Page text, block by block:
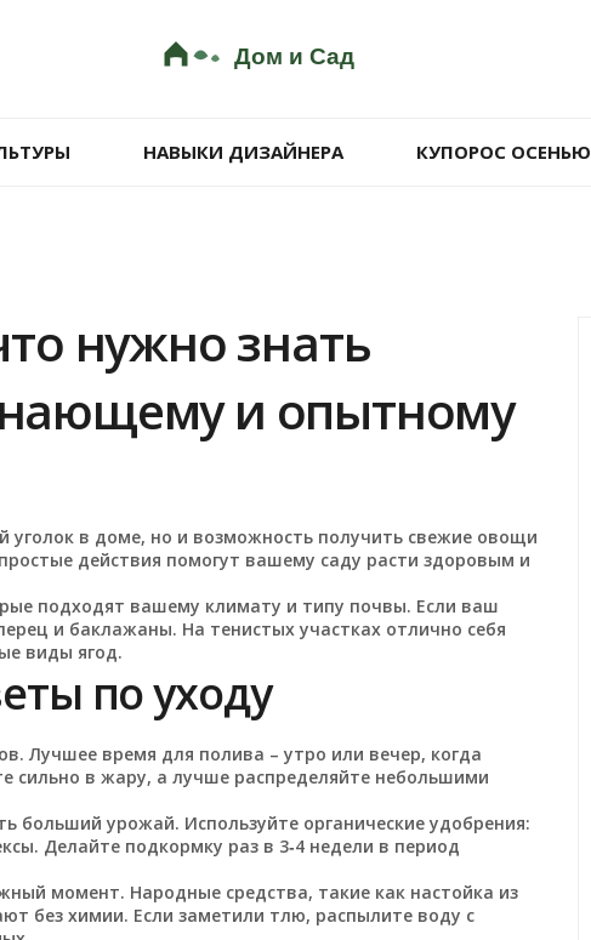
НАВЫКИ ДИЗАЙНЕРА КУПОРОС ОСЕНЬЮ
нужно знать
и опытному
уголок в доме, но и возможность получить свежие овощи
действия помогут вашему саду расти здоровым и
подходят вашему климату и типу почвы. Если ваш
и баклажаны. На тенистых участках отлично себя
виды ягод.
по уходу
Лучшее время для полива – утро или вечер, когда
сильно в жару, а лучше распределяйте небольшими
больший урожай. Используйте органические удобрения:
Делайте подкормку раз в 3‑4 недели в период
момент. Народные средства, такие как настойка из
без химии. Если заметили тлю, распылите воду с